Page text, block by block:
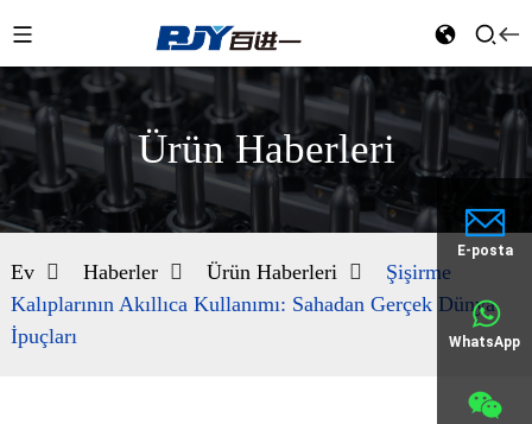
E-posta
WhatsApp
Ürün Haberleri
Ev Haberler Ürün Haberleri
Şişirme
Kalıplarının Akıllıca Kullanımı: Sahadan Gerçek Dünya
İpuçları